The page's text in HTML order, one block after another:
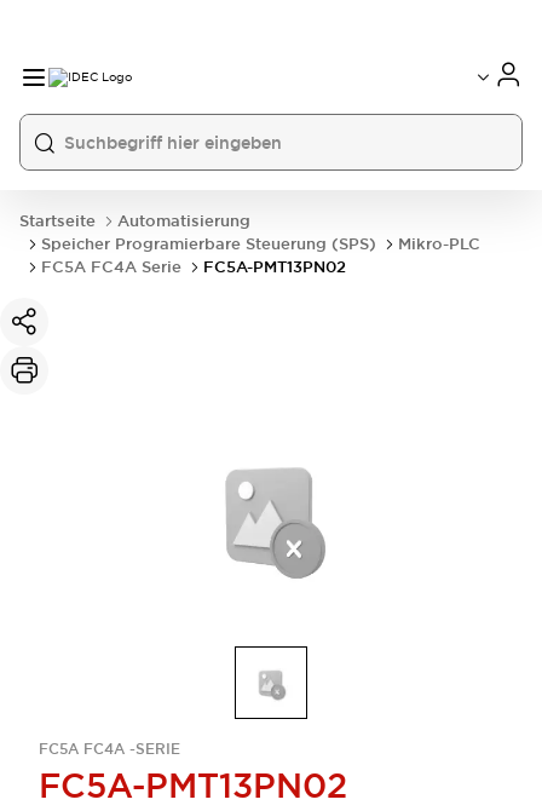
Startseite
Automatisierung
Speicher Programierbare Steuerung (SPS)
Mikro-PLC
FC5A FC4A Serie
FC5A-PMT13PN02
FC5A FC4A -SERIE
FC5A-PMT13PN02